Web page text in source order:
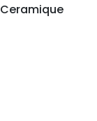
Ceramique